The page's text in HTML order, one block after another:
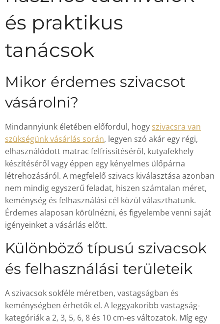
és praktikus
tanácsok
Mikor érdemes szivacsot
vásárolni?
Mindannyiunk életében előfordul, hogy szivacsra van
szükségünk vásárlás során, legyen szó akár egy régi,
elhasználódott matrac felfrissítéséről, kutyafekhely
készítéséről vagy éppen egy kényelmes ülőpárna
létrehozásáról. A megfelelő szivacs kiválasztása azonban
nem mindig egyszerű feladat, hiszen számtalan méret,
keménység és felhasználási cél közül választhatunk.
Érdemes alaposan körülnézni, és figyelembe venni saját
igényeinket a vásárlás előtt.
Különböző típusú szivacsok
és felhasználási területeik
A szivacsok sokféle méretben, vastagságban és
keménységben érhetők el. A leggyakoribb vastagság-
kategóriák a 2, 3, 5, 6, 8 és 10 cm-es változatok. Míg egy